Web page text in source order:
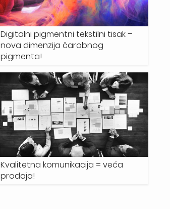
Digitalni pigmentni tekstilni tisak –
nova dimenzija čarobnog
pigmenta!
Kvalitetna komunikacija = veća
prodaja!